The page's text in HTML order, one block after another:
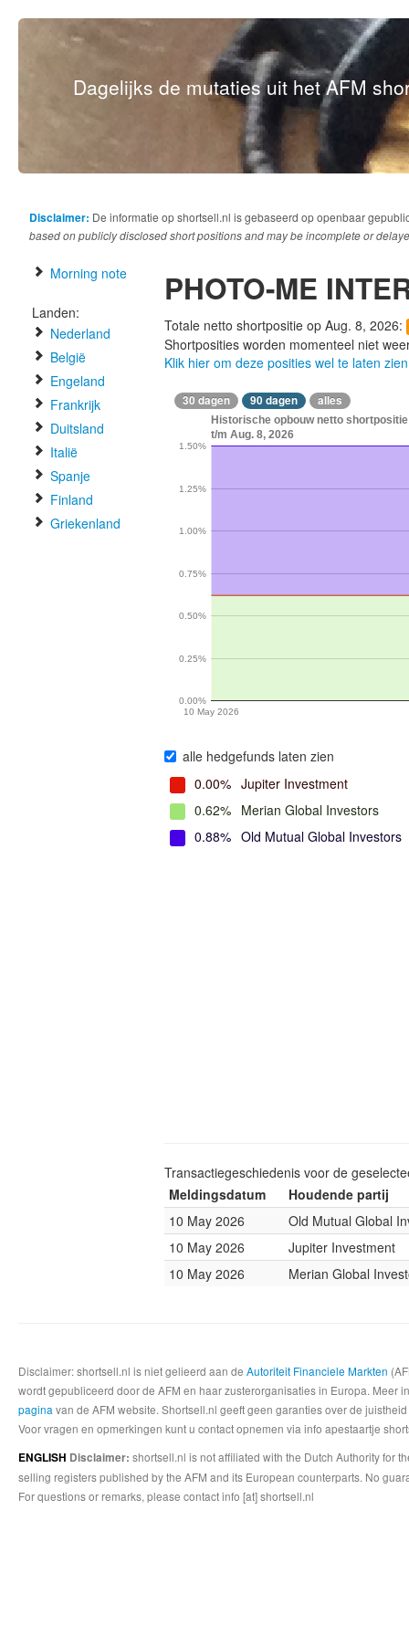
Dagelijks de mutaties uit het AFM
Disclaimer: De informatie op shortsell.nl is gebaseerd op openbaar
based on publicly disclosed short positions and may be incomplete or
Morning note
Landen:
Nederland
België
Engeland
Frankrijk
Duitsland
Italië
Spanje
Finland
Griekenland
PHOTO-ME
Totale netto shortpositie op Aug. 8, 2026:
Shortposities worden momenteel niet
Klik hier om deze posities wel te laten zien
30 dagen 90 dagen alles
Historische opbouw netto shortpositie
t/m Aug. 8, 2026
10 May 2026
0.00%
0.25%
0.50%
0.75%
1.00%
1.25%
1.50%
alle hedgefunds laten zien
0.00% Jupiter Investment
0.62% Merian Global Investors
0.88% Old Mutual Global Investors
Transactiegeschiedenis voor de
Meldingsdatum
Houdende partij
10 May 2026
Old Mutual Global
10 May 2026
Jupiter Investment
10 May 2026
Merian Global
Disclaimer: shortsell.nl is niet gelieerd aan de Autoriteit Financiele Markten
wordt gepubliceerd door de AFM en haar zusterorganisaties in Europa.
pagina van de AFM website. Shortsell.nl geeft geen garanties over de
Voor vragen en opmerkingen kunt u contact opnemen via info apestaartje
ENGLISH Disclaimer: shortsell.nl is not affiliated with the Dutch Authority for
selling registers published by the AFM and its European counterparts. No
For questions or remarks, please contact info [at] shortsell.nl